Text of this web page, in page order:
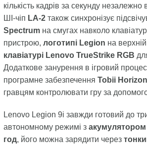
кількість кадрів за секунду незалежно
ШІ-чіп LA-2також синхронізує
Spectrum на смугах навколо
пристрою, логотипі Legion на
клавіатурі Lenovo TrueStrike RGB
Додаткове занурення в ігровий
програмне забезпечення Tobii Horizon
гравцям контролювати гру за
Lenovo Legion 9i завжди готовий до
автономному режимі з акумулятором
год, його можна зарядити через